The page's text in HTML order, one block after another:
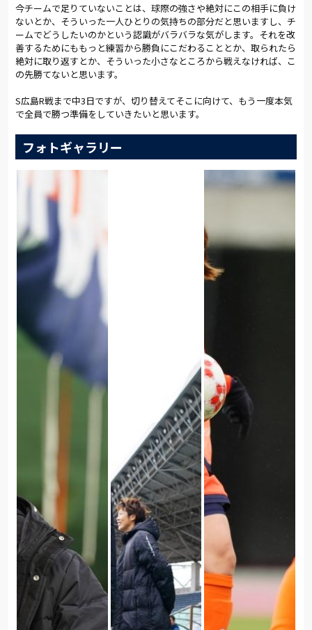
今チームで足りていないことは、球際の強さや絶対にこの相手に負け
ないとか、そういった一人ひとりの気持ちの部分だと思いますし、チ
ームでどうしたいのかという認識がバラバラな気がします。それを改
善するためにももっと練習から勝負にこだわることとか、取られたら
絶対に取り返すとか、そういった小さなところから戦えなければ、こ
の先勝てないと思います。
S広島R戦まで中3日ですが、切り替えてそこに向けて、もう一度本気
で全員で勝つ準備をしていきたいと思います。
フォトギャラリー